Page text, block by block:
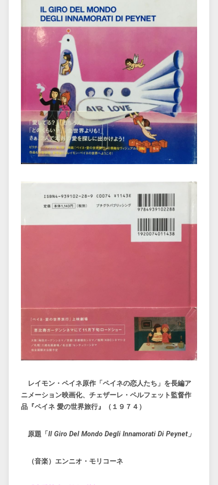
レイモン・ペイネ原作「ペイネの恋人たち」を長編ア
ニメーション映画化、チェザーレ・ペルフェット監督作
品『ペイネ 愛の世界旅行』（１９７４）
原題「 Il Giro Del Mondo Degli Innamorati Di Peynet」
（音楽）エンニオ・モリコーネ